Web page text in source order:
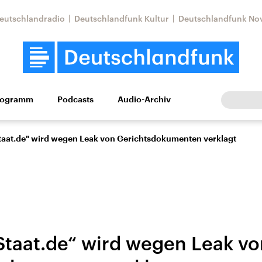
Deutschlandfunk Kultur Deutschlandfunk
Wissen Kultur Europa
Nahostkonflikt
Iran
Podcasts Audio-Archiv
wird wegen Leak von Gerichtsdokumenten verklagt
wird wegen Leak